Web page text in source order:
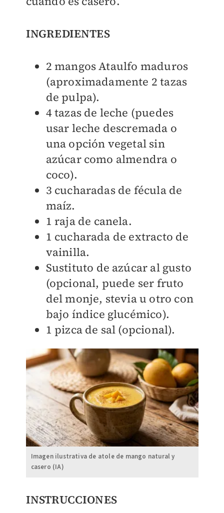
INGREDIENTES
2 mangos Ataulfo maduros
(aproximadamente 2 tazas
de pulpa).
4 tazas de leche (puedes
usar leche descremada o
una opción vegetal sin
azúcar como almendra o
coco).
3 cucharadas de fécula de
maíz.
1 raja de canela.
1 cucharada de extracto de
vainilla.
Sustituto de azúcar al gusto
(opcional, puede ser fruto
del monje, stevia u otro con
bajo índice glucémico).
1 pizca de sal (opcional).
Imagen ilustrativa de atole de mango natural y
casero (IA)
INSTRUCCIONES​